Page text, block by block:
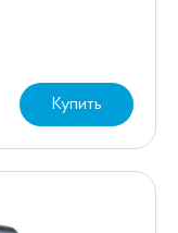
Купить